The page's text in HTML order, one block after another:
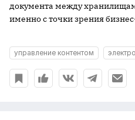
документа между
именно с точки зрения
управление контентом